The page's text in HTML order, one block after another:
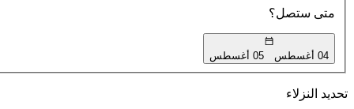
متى ستصل؟
04 أغسطس 05 أغسطس
تحديد النزلاء